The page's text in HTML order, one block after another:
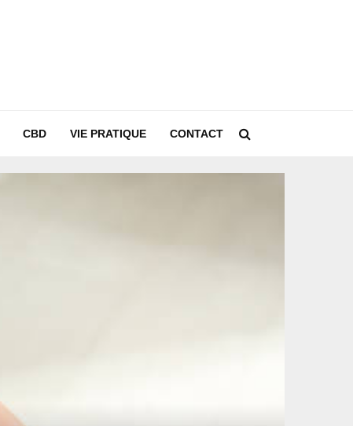
CBD VIE PRATIQUE CONTACT